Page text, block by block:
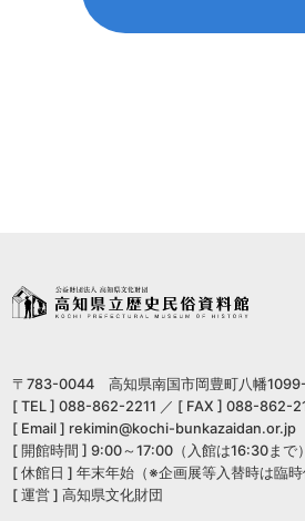
〒783-0044 高知県南国市岡豊町八幡
[ TEL ] 088-862-2211 ／ [ FAX ] 088-862-
[ Email ] rekimin@kochi-bunkazaidan.or.jp
[ 開館時間 ] 9:00～17:00（入館は16:30まで）
[ 休館日 ] 年末年始（※企画展等入替時は臨時
[ 運営 ] 高知県文化財団